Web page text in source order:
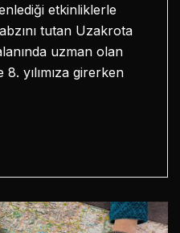
etkinliklerle
tutan Uzakrota
uzman olan
yılımıza girerken